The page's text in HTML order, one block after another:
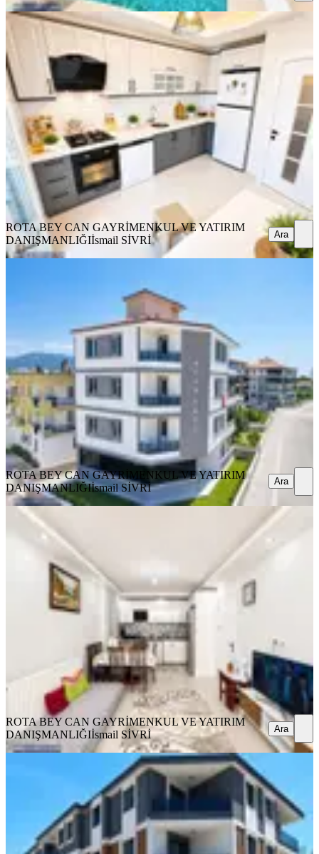
KOMBİLİ
Rota'dan | Altınovanın En Prestijli
Konumunda | Geniş Lüks 2+1
Ayvalık, Altınova Mahallesi
2+1·100 m²·3. Kat·03.08.2026
4.700.000 ₺
ROTA BEY CAN GAYRİMENKUL VE YATIRIM
DANIŞMANLIĞIİsmail SİVRİ
Ara
ROTA BEY CAN GAYRİMENKUL VE YATIRIM
DANIŞMANLIĞIİsmail SİVRİ Ara
Cephe | Ferah Daire |ara Kat
Ayvalık, Altınova Mahallesi
87 m²·2. Kat· 03.08.2026
4.200.000 ₺
ROTA BEY CAN GAYRİMENKUL VE YATIRIM
DANIŞMANLIĞI
İsmail SİVRİ
Ara
ROTA BEY CAN GAYRİMENKUL VE YATIRIM
DANIŞMANLIĞIİsmail SİVRİ Ara
Rota'dan | Merkezi Konumda |
Bakımlı | 2+1 | Asansörlü | Fırsat
Ayvalık, Altınova Mahallesi
79 m²·3. Kat·03.08.2026
3.950.000 ₺
ROTA BEY CAN GAYRİMENKUL VE YATIRIM
DANIŞMANLIĞI İsmail SİVRİ
ROTA BEY CAN GAYRİMENKUL VE YATIRIM
DANIŞMANLIĞIİsmail SİVRİ Ara
Rota'dan | Uygun Fiyatlı
|kullanışlı|fırsatın Fırsatı 2+1 Daire
Ayvalık, Altınova Mahallesi
2+1·88 m² ·03.08.2026